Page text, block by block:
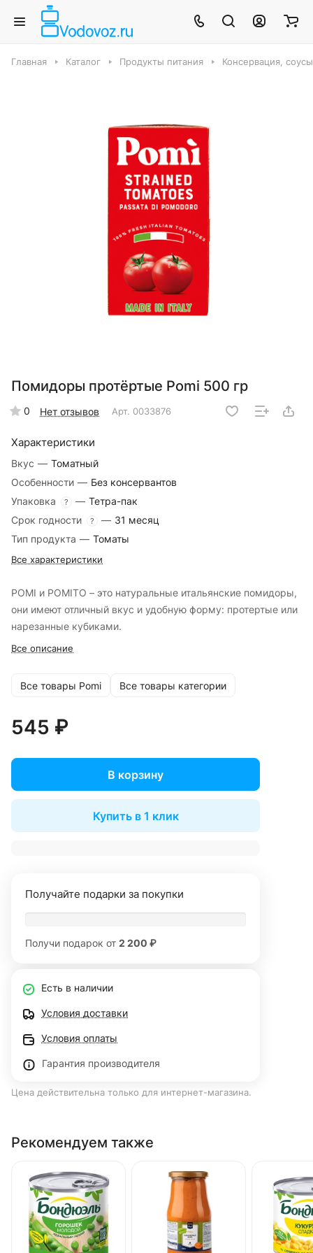
Главная Каталог Продукты питания Консервация,
Помидоры протёртые Pomi 500 гр
0 Нет отзывов Арт. 0033876
Характеристики
Вкус — Томатный
Особенности — Без консервантов
Упаковка
? — Тетра-пак
Срок годности
? — 31 месяц
Тип продукта — Томаты
Все характеристики
POMI и POMITO – это натуральные итальянские помидоры,
они имеют отличный вкус и удобную форму: протертые или
нарезанные кубиками.
Все описание
Все товары Pomi Все товары категории
545 ₽
В корзину
Купить в 1 клик
Получайте подарки за покупки
Получи подарок от 2 200 ₽
Есть в наличии
Условия доставки
Условия оплаты
Гарантия производителя
Цена действительна только для интернет-магазина.
Рекомендуем также